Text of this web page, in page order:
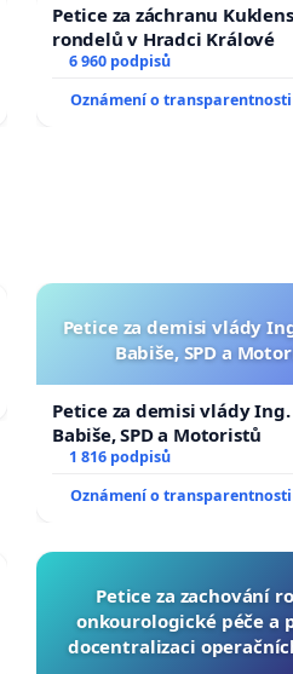
Petice za záchranu
rondelů v Hradci Králové
6 960 podpisů
Oznámení o transparentnosti
Petice za demisi vlády
Babiše, SPD a
Petice za demisi vlády
Babiše, SPD a Motoristů
1 816 podpisů
Oznámení o transparentnosti
Petice za zachování
onkourologické péče a
docentralizaci